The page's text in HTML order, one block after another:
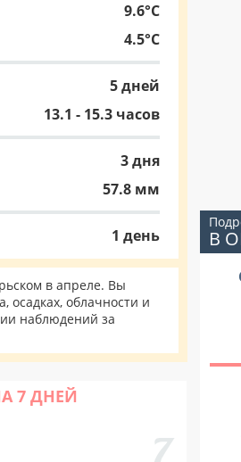
9.6°C
4.5°C
5 дней
13.1 - 15.3 часов
3 дня
57.8 мм
1 день
в апреле. Вы
осадках, облачности и
наблюдений за
7 ДНЕЙ
В